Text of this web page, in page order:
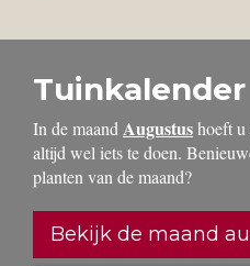
Tuinkalender
In de maand Augustushoeft u
altijd wel iets te doen.
planten van de maand?
Bekijk de maand